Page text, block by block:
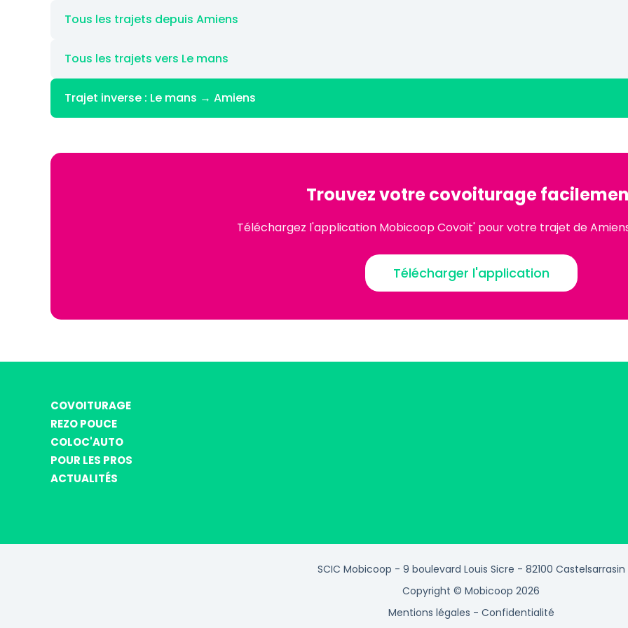
Tous les trajets depuis Amiens
Tous les trajets vers Le mans
Trajet inverse : Le mans → Amiens
Trouvez votre covoiturage
Téléchargez l'application Mobicoop Covoit' pour votre trajet de
Télécharger l'application
COVOITURAGE
REZO POUCE
COLOC'AUTO
POUR LES PROS
ACTUALITÉS
SCIC Mobicoop - 9 boulevard Louis Sicre - 82100 Castelsarrasin
Copyright © Mobicoop 2026
Mentions légales - Confidentialité